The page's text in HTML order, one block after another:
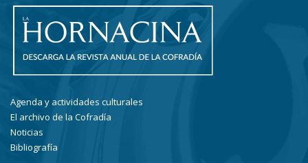
Agenda y actividades culturales
El archivo de la Cofradía
Noticias
Bibliografía